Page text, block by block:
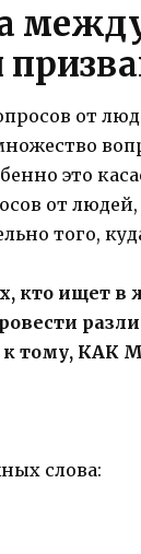
от
это
от
того,
кто ищет
к тому,
слова: